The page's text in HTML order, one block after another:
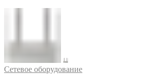
Cетевое оборудование